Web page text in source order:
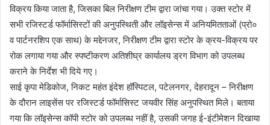
विक्रय किया जाता है, जिसका बिल निरीक्षण टीम द्वारा जांचा गया। उक्त स्टोर में
सभी रजिस्टर्ड फॉर्मासिस्टों की अनुपस्थिती और लॉइसेन्स में अनियमितताओं (प्रो०
व पार्टनरशिप एक साथ) के मद्देनजर, निरीक्षण टीम द्वारा स्टोर के क्रय-विक्रय पर
रोक लगाया गया और स्पष्टीकरण अतिशीघ्र कार्यालय ड्रग विभाग को उपलब्ध
कराने के निर्देश भी दिये गए।
साई कृपा मेडिकोज, निकट महंत इंदेश हॉस्पिटल, पटेलनगर, देहरादून – निरीक्षण
के दौरान लाइसेंस पर रजिस्टर्ड फॉर्मासिस्ट जयवीर सिंह अनुपस्थित मिले। बताया
गया कि लॉइसेन्स कॉपी स्टोर को उपलब्ध नहीं है, उसकी जगह ई-इंटीमेशन दिखाया